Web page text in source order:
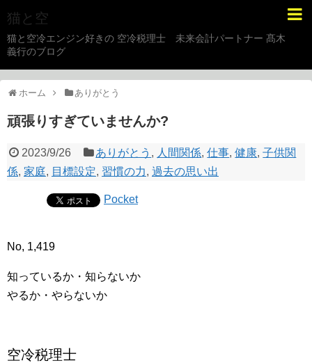
猫と空
猫と空冷エンジン好きの 空冷税理士 未来会計パートナー 髙木
義行のブログ
ホーム ありがとう
頑張りすぎていませんか?
2023/9/26 ありがとう , 人間関係,仕事,健康,子供関
係, 家庭, 目標設定, 習慣の力, 過去の思い出
Pocket
No, 1,419
知っているか・知らないか
やるか・やらないか
空冷税理士